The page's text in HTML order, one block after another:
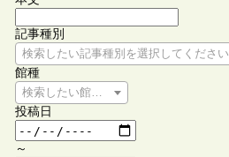
記事種別
検索したい記事種別を選択してください
館種
検索したい館種を選択してください
投稿日
～